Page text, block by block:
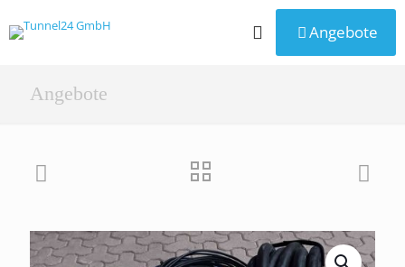
Angebote
Angebote